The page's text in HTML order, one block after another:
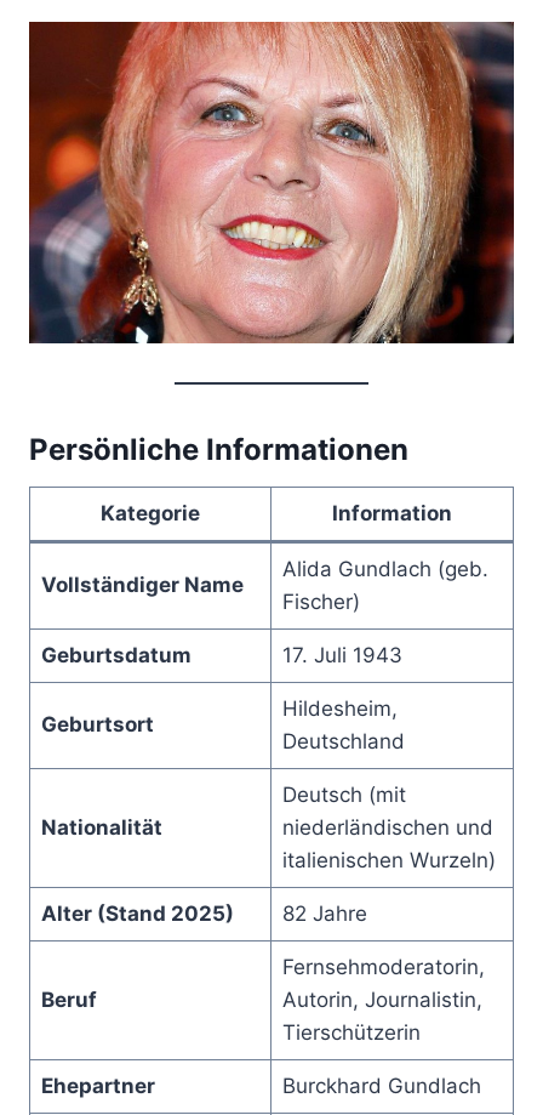
Persönliche Informationen
Kategorie Information
Vollständiger Name
Alida Gundlach (geb.
Fischer)
Geburtsdatum 17. Juli 1943
Geburtsort
Hildesheim,
Deutschland
Nationalität
Deutsch (mit
niederländischen und
italienischen Wurzeln)
Alter (Stand 2025) 82 Jahre
Beruf
Fernsehmoderatorin,
Autorin, Journalistin,
Tierschützerin
Ehepartner Burckhard Gundlach